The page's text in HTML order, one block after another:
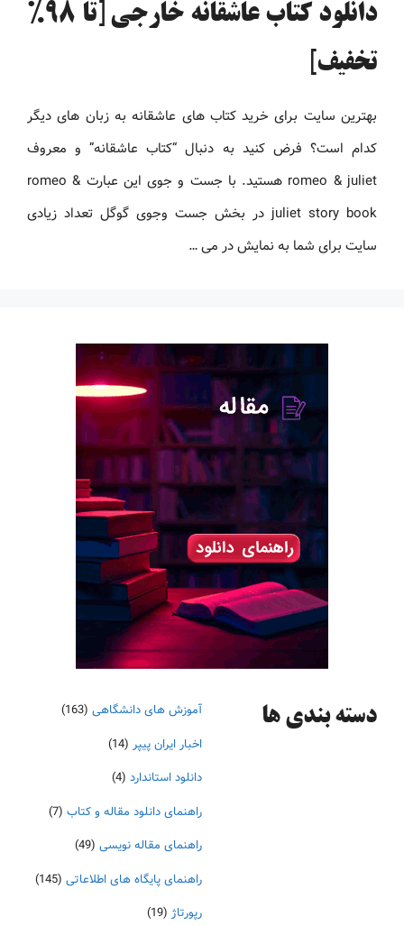
دانلود کتاب عاشقانه خارجی [تا 98%
تخفیف]
بهترین سایت برای خرید کتاب های عاشقانه به زبان های دیگر
کدام است؟ فرض کنید به دنبال “کتاب عاشقانه” و معروف
romeo & juliet هستید. با جست و جوی این عبارت romeo &
juliet story book در بخش جست وجوی گوگل تعداد زیادی
سایت برای شما به نمایش در می …
دسته‌ بندی ها آموزش های دانشگاهی (163)
اخبار ایران پیپر (14)
دانلود استاندارد (4)
راهنمای دانلود مقاله و کتاب (7)
راهنمای مقاله نویسی (49)
راهنمای پایگاه های اطلاعاتی (145)
رپورتاژ (19)